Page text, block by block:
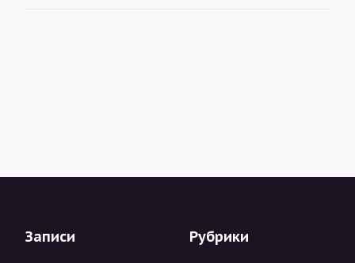
Записи Рубрики